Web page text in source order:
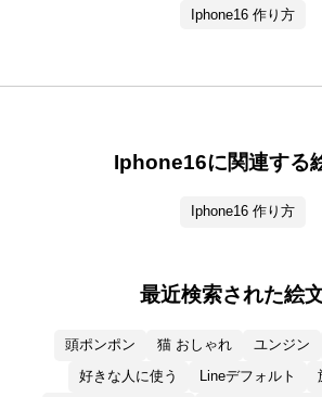
法を見つけましょう。
Iphone16 作り方
Iphone16に関連する
Iphone16 作り方
最近検索された絵
頭ポンポン 猫 おしゃれ ユンジン
好きな人に使う
Lineデフォルト